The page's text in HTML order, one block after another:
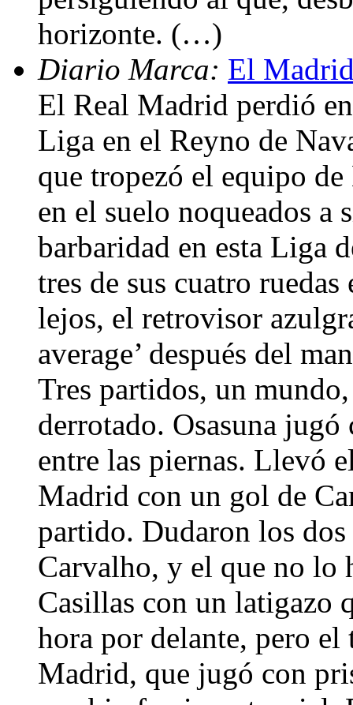
horizonte. (…)
Diario Marca: El
El Real Madrid perdió
Liga en el Reyno de
que tropezó el equipo
en el suelo noqueados a
barbaridad en esta Liga
tres de sus cuatro
lejos, el retrovisor
average’ después del
Tres partidos, un
derrotado. Osasuna
entre las piernas. Llevó
Madrid con un gol de
partido. Dudaron los
Carvalho, y el que no lo
Casillas con un latigazo
hora por delante, pero
Madrid, que jugó con